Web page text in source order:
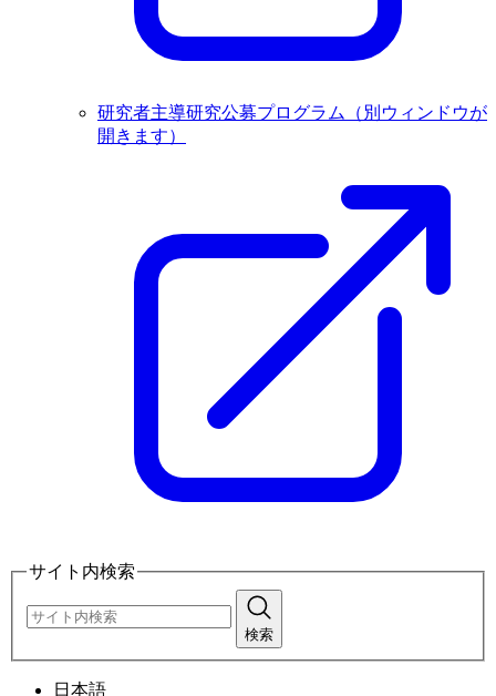
研究者主導研究公募プログラム
（別ウィンドウが
開きます）
サイト内検索
検索
日本語